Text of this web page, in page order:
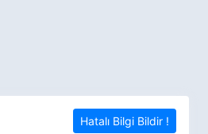
Hatalı Bilgi Bildir !